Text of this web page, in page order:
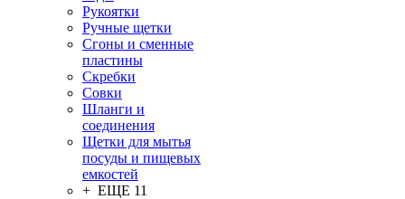
Рукоятки
Ручные щетки
Сгоны и сменные
пластины
Скребки
Совки
Шланги и
соединения
Щетки для мытья
посуды и пищевых
емкостей
+ ЕЩЕ 11